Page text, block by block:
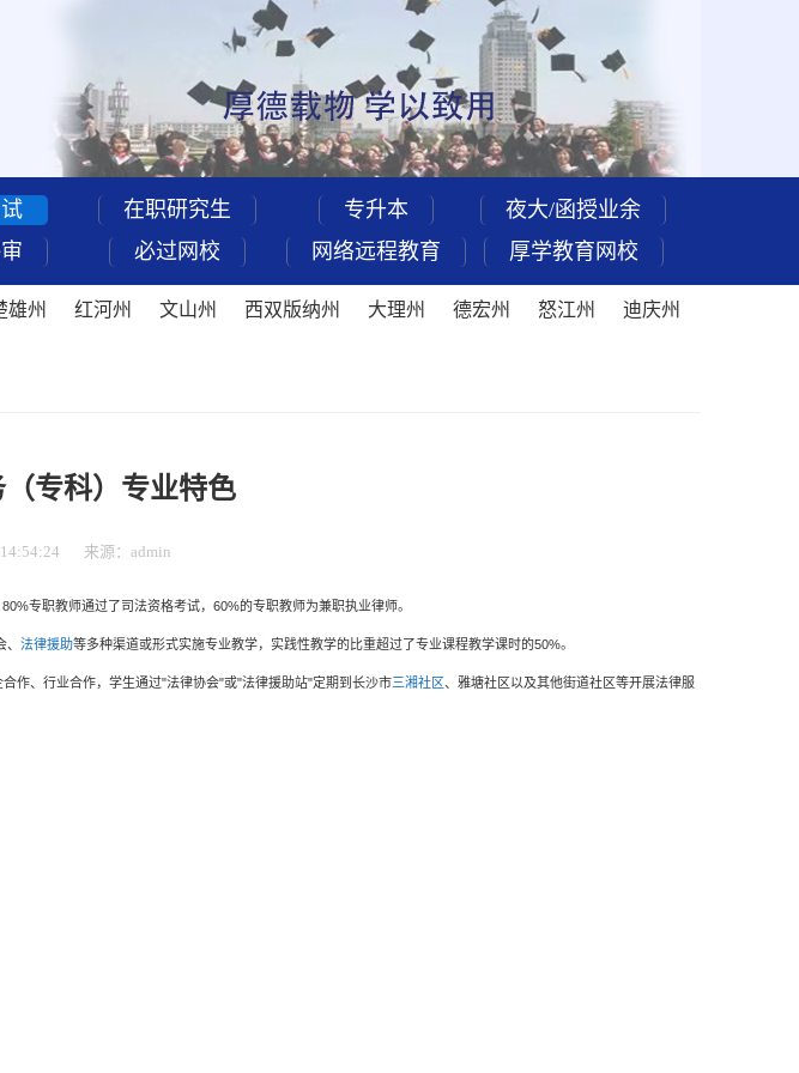
在职研究生 专升本
夜大/函授业余
必过网校 网络远程教育 厚学教育网校
雄州 红河州 文山州 西双版纳州 大理州 德宏州 怒江州 迪庆州
专科）专业特色
来源：admin
80%专职教师通过了司法资格考试， 60%的专职教师为兼职执业律师。
法律援助等多种渠道或形式实施专业教学，实践性教学的比重超过了专业课程教学课时的50%。
作、行业合作，学生通过"法律协会"或"法律援助站"定期到长沙市三湘社区、雅塘社区以及其他街道社区等开展法律服